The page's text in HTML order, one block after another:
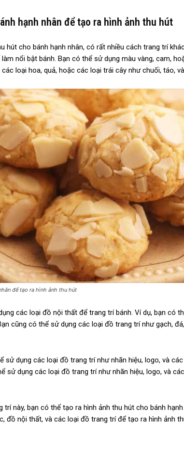
hạnh nhân để tạo ra hình ảnh thu hút
hút cho bánh hạnh nhân, có rất nhiều cách trang trí
nổi bật bánh. Bạn có thể sử dụng màu vàng, cam,
loại hoa, quả, hoặc các loại trái cây như chuối, táo,
để tạo ra hình ảnh thu hút
các loại đồ nội thất để trang trí bánh. Ví dụ, bạn có
cũng có thể sử dụng các loại đồ trang trí như gạch,
sử dụng các loại đồ trang trí như nhãn hiệu, logo, và
sử dụng các loại đồ trang trí như nhãn hiệu, logo, và
trí này, bạn có thể tạo ra hình ảnh thu hút cho bánh
đồ nội thất, và các loại đồ trang trí để tạo ra hình ảnh